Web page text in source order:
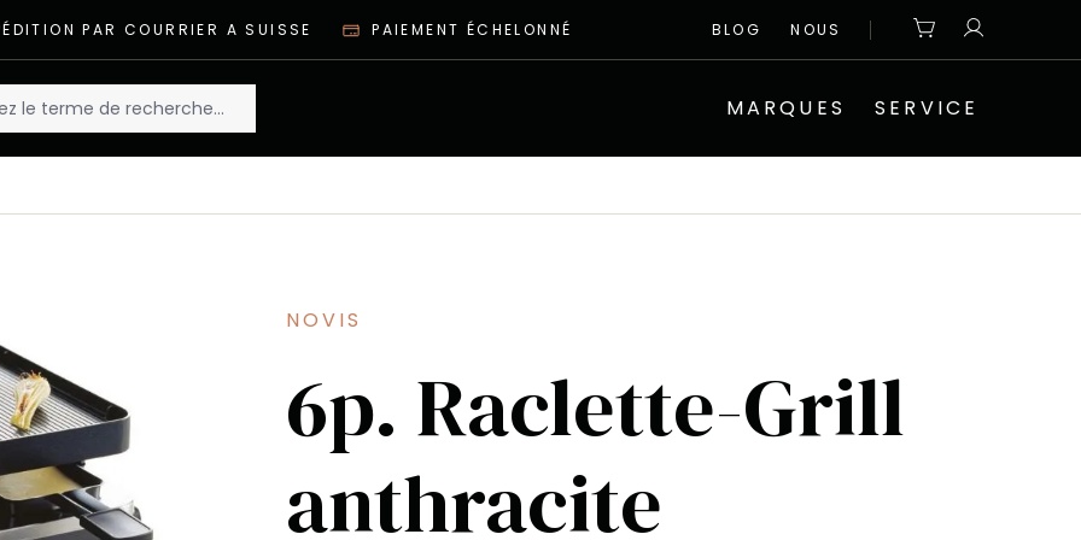
PAR COURRIER A SUISSE PAIEMENT ÉCHELONNÉ BLOG NOUS
MARQUES SERVICE
NOVIS
6p. Raclette-Grill
anthracite